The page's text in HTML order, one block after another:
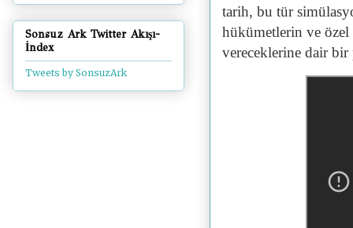
tarih, bu tür
hükümetlerin ve özel
vereceklerine dair bir
Sonsuz Ark Twitter Akışı-
İndex
Tweets by SonsuzArk